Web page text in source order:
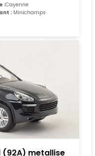
:Cayenne
: Minichamps
(92A) metallise